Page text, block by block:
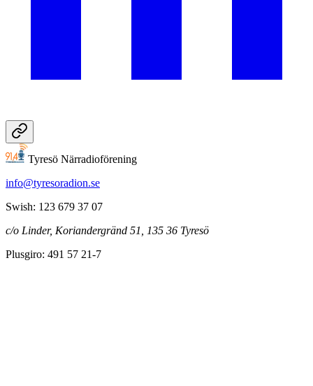
Tyresö Närradioförening
info@tyresoradion.se
Swish: 123 679 37 07
c/o Linder, Koriandergränd 51, 135 36 Tyresö
Plusgiro: 491 57 21-7